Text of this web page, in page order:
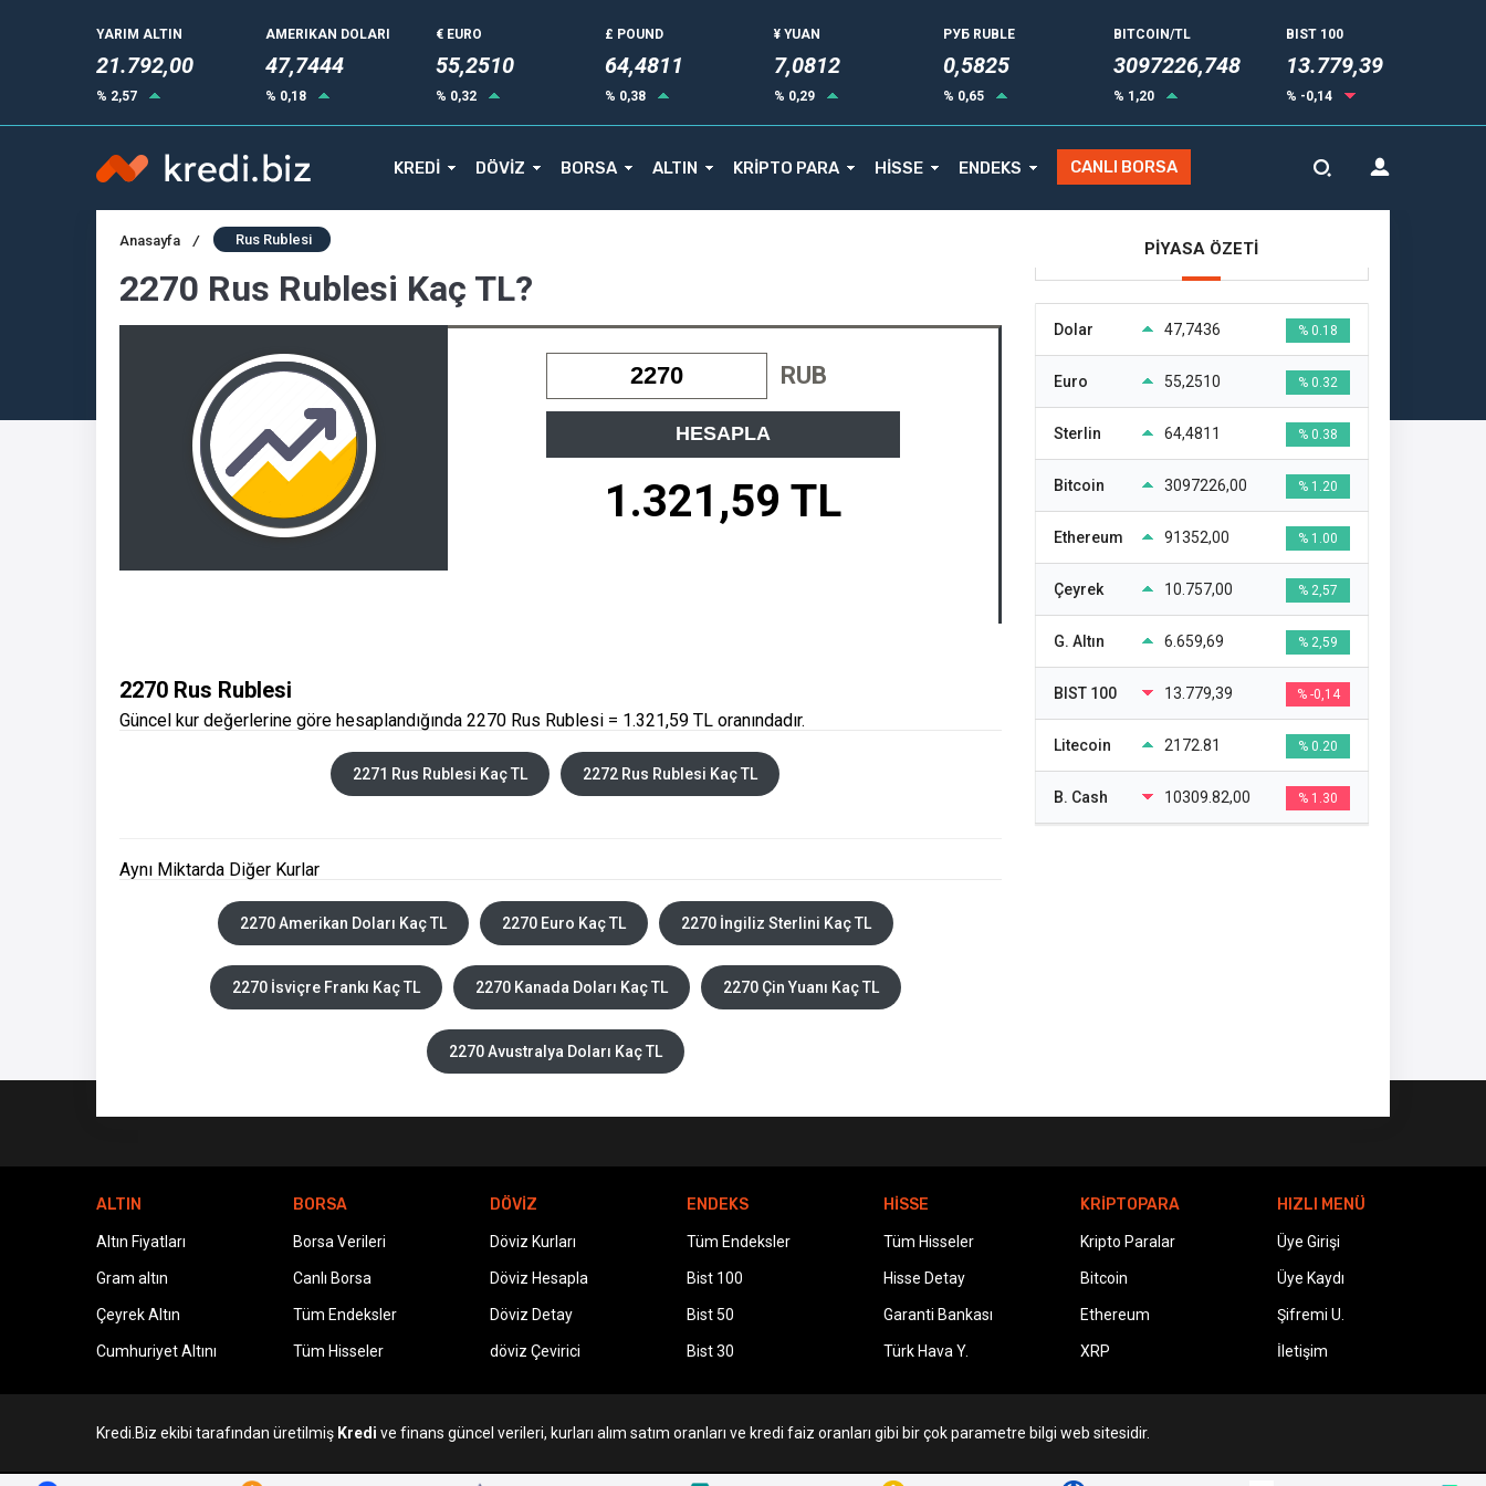
YARIM ALTIN
21.792,00
% 2,57
AMERIKAN DOLARI
47,7444
% 0,18
€ EURO
55,2513
% 0,32
£ POUND
64,4811
% 0,38
¥ YUAN
7,0812
% 0,29
РУБ RUBLE
0,5835
% 0,65
BITCOIN/TL
3097226,748
% 1,20
BIST 100
13.779,39
% -0,14
KREDİ DÖVİZ BORSA ALTIN KRİPTO PARA HİSSE ENDEKS CANLI BORSA
Anasayfa / Rus Rublesi
2270 Rus Rublesi Kaç TL?
RUB
HESAPLA
1.321,59 TL
2270 Rus Rublesi
Güncel kur değerlerine göre hesaplandığında 2270 Rus Rublesi = 1.321,59 TL oranındadır.
2271 Rus Rublesi Kaç TL 2272 Rus Rublesi Kaç TL
Aynı Miktarda Diğer Kurlar
2270 Amerikan Doları Kaç TL 2270 Euro Kaç TL 2270 İngiliz Sterlini Kaç TL
2270 İsviçre Frankı Kaç TL 2270 Kanada Doları Kaç TL 2270 Çin Yuanı Kaç TL
2270 Avustralya Doları Kaç TL
PİYASA ÖZETİ
Dolar 47,7436 % 0.18
Euro 55,2510 % 0.32
Sterlin 64,4811 % 0.38
Bitcoin 3097226,00 % 1.20
Ethereum 91352,00 % 1.00
Çeyrek 10.757,00 % 2,57
G. Altın 6.659,69 % 2,59
BIST 100 13.779,39 % -0,14
Litecoin 2172.81 % 0.20
B. Cash 10309.82,00 % 1.30
ALTIN
Altın Fiyatları
Gram altın
Çeyrek Altın
Cumhuriyet Altını
BORSA
Borsa Verileri
Canlı Borsa
Tüm Endeksler
Tüm Hisseler
DÖVİZ
Döviz Kurları
Döviz Hesapla
Döviz Detay
döviz Çevirici
ENDEKS
Tüm Endeksler
Bist 100
Bist 50
Bist 30
HİSSE
Tüm Hisseler
Hisse Detay
Garanti Bankası
Türk Hava Y.
KRİPTOPARA
Kripto Paralar
Bitcoin
Ethereum
XRP
HIZLI MENÜ
Üye Girişi
Üye Kaydı
Şifremi U.
İletişim
Kredi.Biz ekibi tarafından üretilmiş Kredi ve finans güncel verileri, kurları alım satım oranları ve kredi faiz oranları gibi bir çok parametre bilgi web sitesidir.